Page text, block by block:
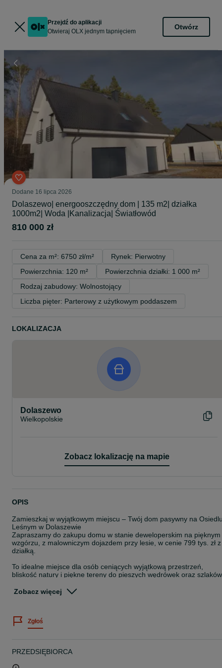
Przejdź do aplikacji
Otwieraj OLX jednym tapnięciem
Otwórz
Dodane 16 lipca 2026
Dolaszewo| energooszczędny dom | 135 m2| działka
1000m2| Woda |Kanalizacja| Światłowód
810 000 zł
Cena za m²: 6750 zł/m²
Rynek: Pierwotny
Powierzchnia: 120 m²
Powierzchnia działki: 1 000 m²
Rodzaj zabudowy: Wolnostojący
Liczba pięter: Parterowy z użytkowym poddaszem
LOKALIZACJA
Dolaszewo
Wielkopolskie
Zobacz lokalizację na mapie
OPIS
Zamieszkaj w wyjątkowym miejscu – Twój dom pasywny na
Leśnym w Dolaszewie
Zapraszamy do zakupu domu w stanie deweloperskim na pięknym
wzgórzu, z malowniczym dojazdem przy lesie, w cenie 799 tys. zł z
działką.
To idealne miejsce dla osób ceniących wyjątkową przestrzeń,
bliskość natury i piękne tereny do pieszych wędrówek oraz szlaków
zaprojektowany z myślą o wygodzie codziennego życia oraz
kosztach utrzymania.
bezpieczeństwa inwestycji.
Zobacz więcej
Zgłoś
PRZEDSIĘBIORCA